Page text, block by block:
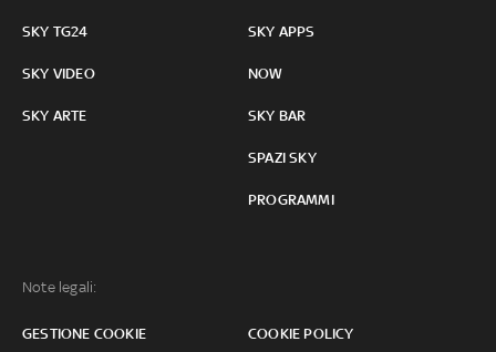
SKY TG24
SKY VIDEO
SKY ARTE
SKY APPS
NOW
SKY BAR
SPAZI SKY
PROGRAMMI
Note legali:
GESTIONE COOKIE COOKIE POLICY